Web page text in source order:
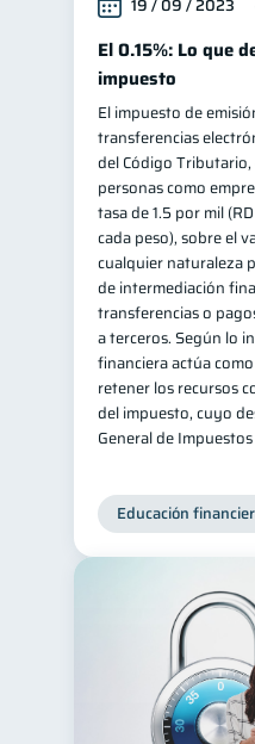
19 / 09 / 2023
El 0.15%: Lo que
impuesto
El impuesto de
transferencias
del Código
personas como
tasa de 1.5 por mil
cada peso), sobre el
cualquier naturaleza
de intermediación
transferencias o
a terceros. Según lo
financiera actúa
retener los recursos
del impuesto, cuyo
General de
Educación